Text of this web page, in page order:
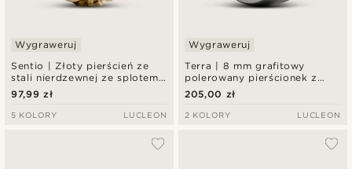
Sentio | Złoty pierścień ze
stali nierdzewnej ze splotem
typu pancerka
Wygraweruj
97,99 zł
5 KOLORY LUCLEON
Terra | 8 mm grafitowy
polerowany pierścionek z
węglika wolframu
Wygraweruj
205,00 zł
2 KOLORY LUCLEON